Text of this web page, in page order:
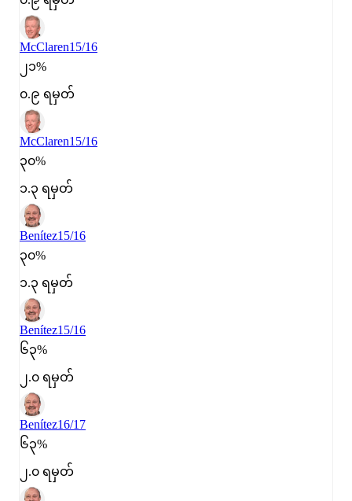
McClaren15/16
၂၁%
၀.၉ ရမှတ်
McClaren15/16
၃၀%
၁.၃ ရမှတ်
Benítez15/16
၃၀%
၁.၃ ရမှတ်
Benítez15/16
၆၃%
၂.၀ ရမှတ်
Benítez16/17
၆၃%
၂.၀ ရမှတ်